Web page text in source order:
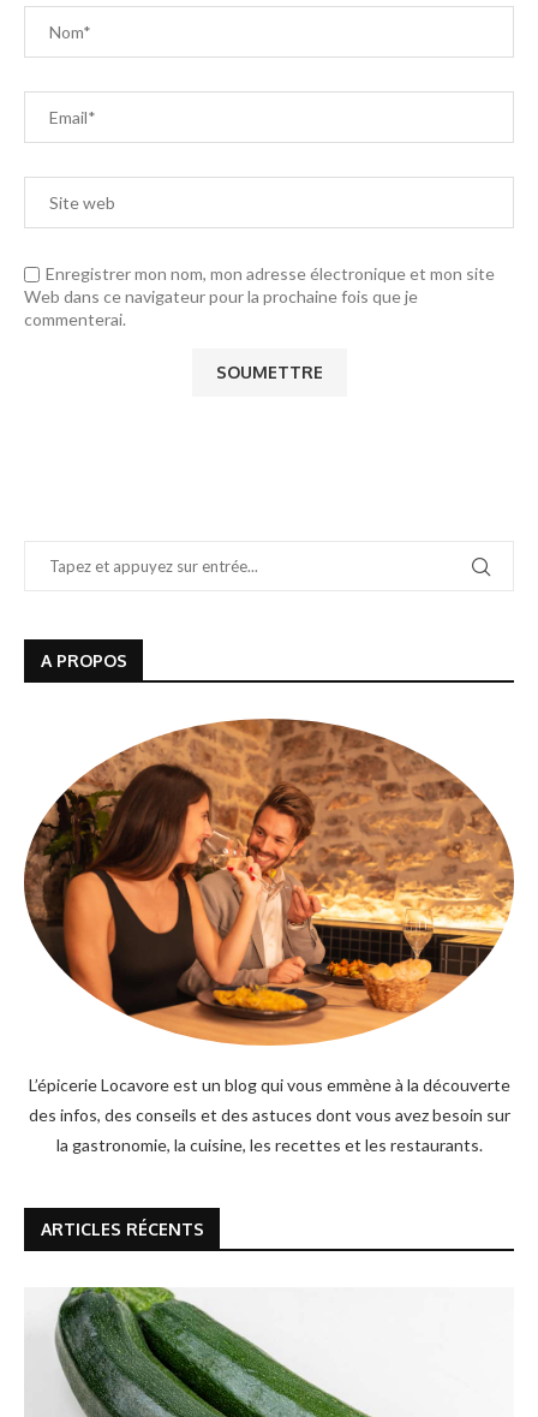
Enregistrer mon nom, mon adresse électronique et mon site
Web dans ce navigateur pour la prochaine fois que je
commenterai.
A PROPOS
L’épicerie Locavore est un blog qui vous emmène à la découverte
des infos, des conseils et des astuces dont vous avez besoin sur
la gastronomie, la cuisine, les recettes et les restaurants.
ARTICLES RÉCENTS